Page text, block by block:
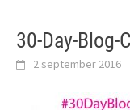
30-Day-Blog-
2 september 2016